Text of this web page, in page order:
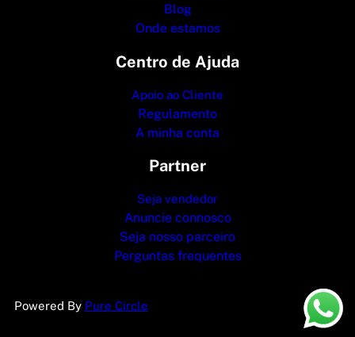
Blog
Onde estamos
Centro de Ajuda
Apoio ao Cliente
Regulamento
A minha conta
Partner
Seja vendedor
Anuncie connosco
Seja nosso parceiro
Perguntas frequentes
Powered By Pure Circle